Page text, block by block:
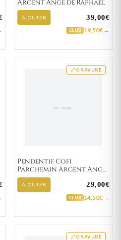
Argent Ange de Raphaël
AJOUTER 39,00€
CLUB 19,50€ →
GRAVURE
Pendentif Cofi
Parchemin Argent Ange
de Raphaël
AJOUTER 29,00€
CLUB 14,50€ →
GRAVURE